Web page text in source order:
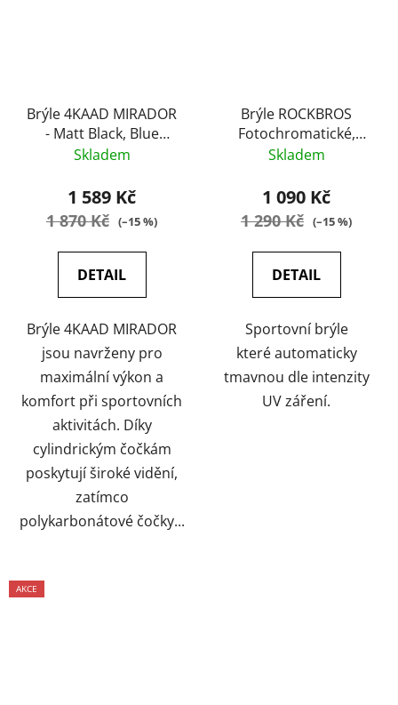
Brýle 4KAAD MIRADOR
- Matt Black, Blue
Mirror
Skladem
1 589 Kč
1 870 Kč (–15 %)
DETAIL
Brýle 4KAAD MIRADOR
jsou navrženy pro
maximální výkon a
komfort při sportovních
aktivitách. Díky
cylindrickým čočkám
poskytují široké vidění,
zatímco
polykarbonátové čočky...
Brýle ROCKBROS
Fotochromatické,
transparentní/černé
Skladem
1 090 Kč
1 290 Kč (–15 %)
DETAIL
Sportovní brýle
které automaticky
tmavnou dle intenzity
UV záření.
AKCE